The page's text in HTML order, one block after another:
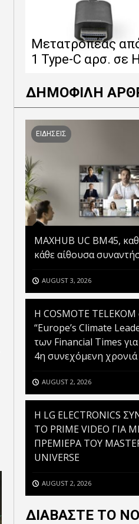
Μετατροπέας
1 Type-C αρσ. σε
ΔΗΜΟΦΙΛΗ
ΕΙΔΗΣΕΙΣ
MAXHUB UC BM45,
κάθε αίθουσα
AUGUST 3, 2026
Η COSMOTE
“Europe’s Climate
των Financial Times για
4η συνεχόμενη χρονιά
AUGUST 2, 2026
H LG ELECTRONICS
ΤΟ PRIME VIDEO ΓΙΑ
ΠΡΕΜΙΕΡΑ ΤΟΥ
UNIVERSE
AUGUST 2, 2026
ΔΙΑΒΑΣΤΕ ΤΟ